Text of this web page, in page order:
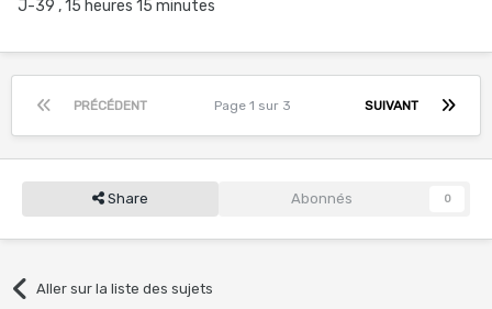
J-39 , 15 heures 15 minutes
PRÉCÉDENT SUIVANT
Page 1 sur 3
Share Abonnés 0
Aller sur la liste des sujets